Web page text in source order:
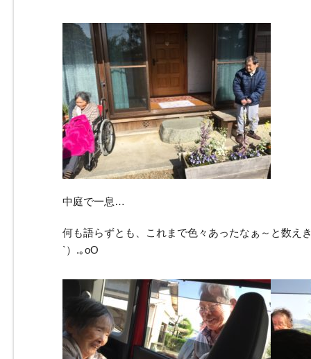
中庭で一息…
何も語らずとも、これまで色々あったなぁ～と数え
`）.｡oO